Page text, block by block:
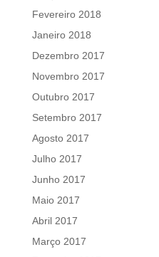
Fevereiro 2018
Janeiro 2018
Dezembro 2017
Novembro 2017
Outubro 2017
Setembro 2017
Agosto 2017
Julho 2017
Junho 2017
Maio 2017
Abril 2017
Março 2017